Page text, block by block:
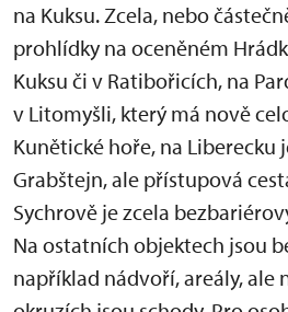
na Kuksu. Zcela, nebo
prohlídky na oceněném
Kuksu či v Ratibořicích, na
v Litomyšli, který má nově
Kunětické hoře, na Liberecku
Grabštejn, ale přístupová
Sychrově je zcela
Na ostatních objektech jsou
například nádvoří, areály, ale